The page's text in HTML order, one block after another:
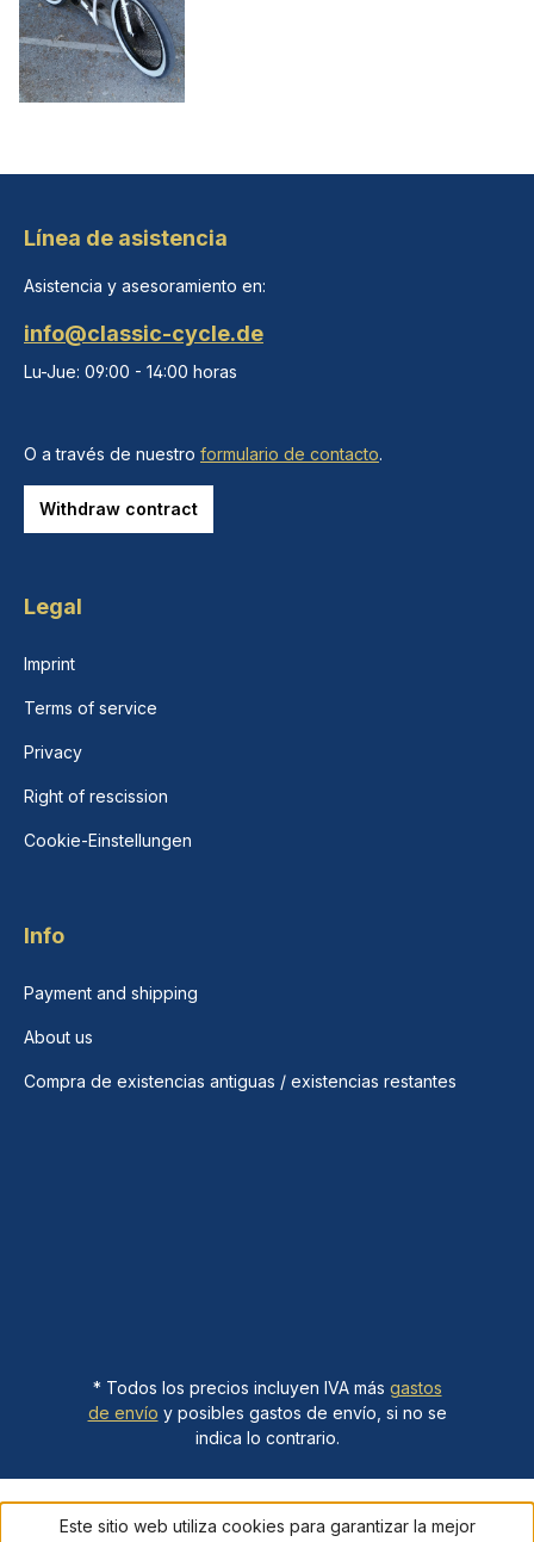
Línea de asistencia
Asistencia y asesoramiento en:
info@classic-cycle.de
Lu-Jue: 09:00 - 14:00 horas
O a través de nuestro formulario de contacto.
Withdraw contract
Legal
Imprint
Terms of service
Privacy
Right of rescission
Cookie-Einstellungen
Info
Payment and shipping
About us
Compra de existencias antiguas / existencias restantes
* Todos los precios incluyen IVA más gastos
de envío y posibles gastos de envío, si no se
indica lo contrario.
Este sitio web utiliza cookies para garantizar la mejor